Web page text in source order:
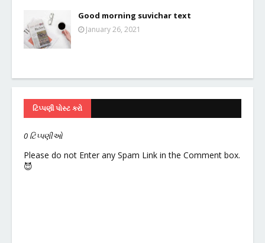
Good morning suvichar text
January 26, 2021
ટિપ્પણી પોસ્ટ કરો
0 ટિપ્પણીઓ
Please do not Enter any Spam Link in the Comment box.
😈